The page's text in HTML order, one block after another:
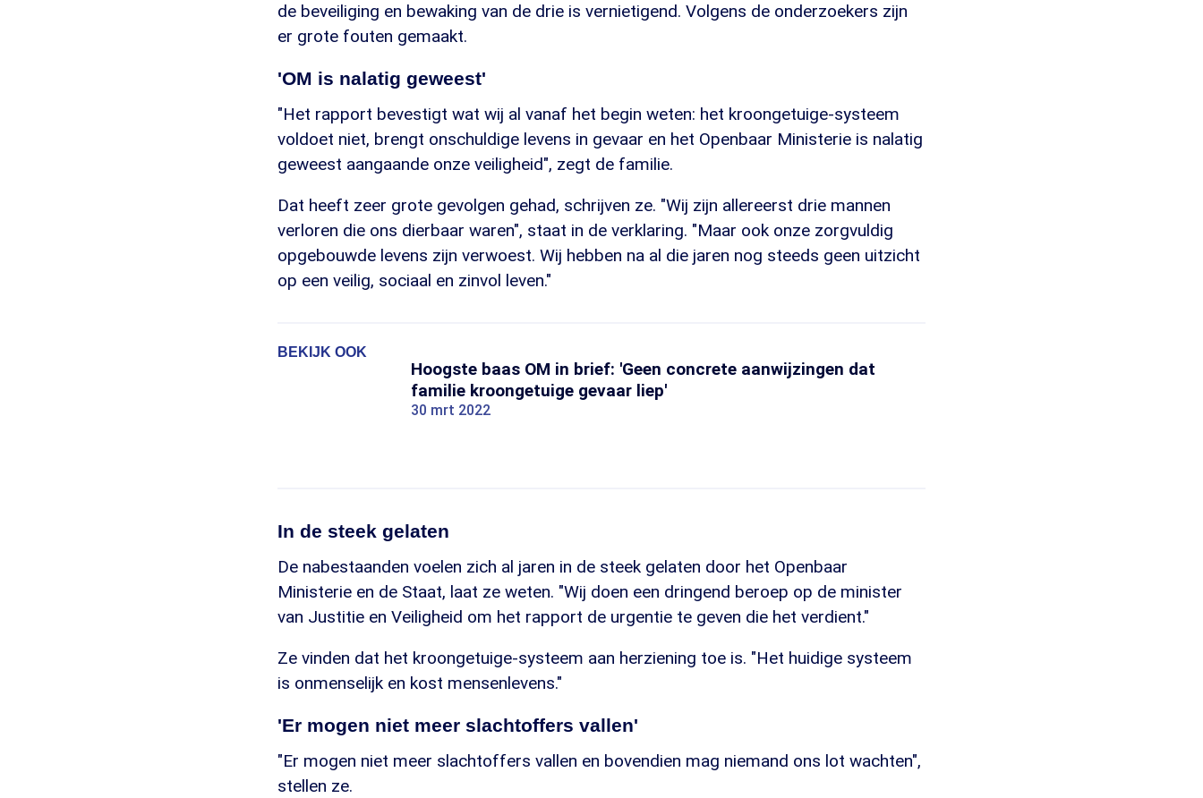
de beveiliging en bewaking van de drie is vernietigend. Volgens de onderzoekers zijn
er grote fouten gemaakt.
'OM is nalatig geweest'
"Het rapport bevestigt wat wij al vanaf het begin weten: het kroongetuige-systeem
voldoet niet, brengt onschuldige levens in gevaar en het Openbaar Ministerie is nalatig
geweest aangaande onze veiligheid", zegt de familie.
Dat heeft zeer grote gevolgen gehad, schrijven ze. "Wij zijn allereerst drie mannen
verloren die ons dierbaar waren", staat in de verklaring. "Maar ook onze zorgvuldig
opgebouwde levens zijn verwoest. Wij hebben na al die jaren nog steeds geen uitzicht
op een veilig, sociaal en zinvol leven."
BEKIJK OOK
Hoogste baas OM in brief: 'Geen concrete aanwijzingen dat
familie kroongetuige gevaar liep'
30 mrt 2022
In de steek gelaten
De nabestaanden voelen zich al jaren in de steek gelaten door het Openbaar
Ministerie en de Staat, laat ze weten. "Wij doen een dringend beroep op de minister
van Justitie en Veiligheid om het rapport de urgentie te geven die het verdient."
Ze vinden dat het kroongetuige-systeem aan herziening toe is. "Het huidige systeem
is onmenselijk en kost mensenlevens."
'Er mogen niet meer slachtoffers vallen'
"Er mogen niet meer slachtoffers vallen en bovendien mag niemand ons lot wachten",
stellen ze.